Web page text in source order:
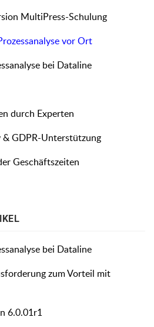
MultiPress-Schulung
vor Ort
bei Dataline
durch Experten
& GDPR-Unterstützung
Geschäftszeiten
bei Dataline
zum Vorteil mit
6.0.01r1